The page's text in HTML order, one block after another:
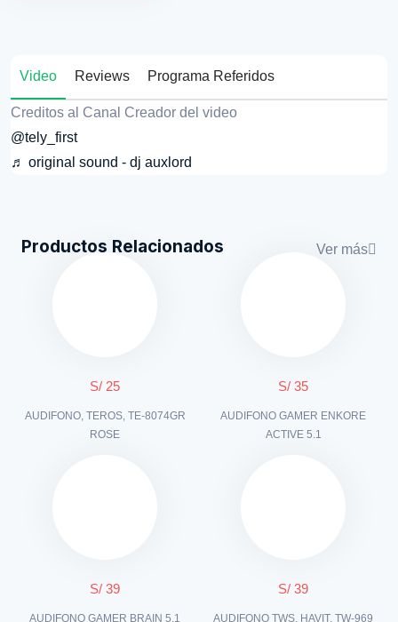
Video Reviews Programa Referidos
Creditos al Canal Creador del video
@tely_first
♬ original sound - dj auxlord
Productos Relacionados Ver más
S/ 25
AUDIFONO, TEROS, TE-8074GR
ROSE
S/ 35
AUDIFONO GAMER ENKORE
ACTIVE 5.1
S/ 39
AUDIFONO GAMER BRAIN 5.1
S/ 39
AUDIFONO TWS, HAVIT, TW-969